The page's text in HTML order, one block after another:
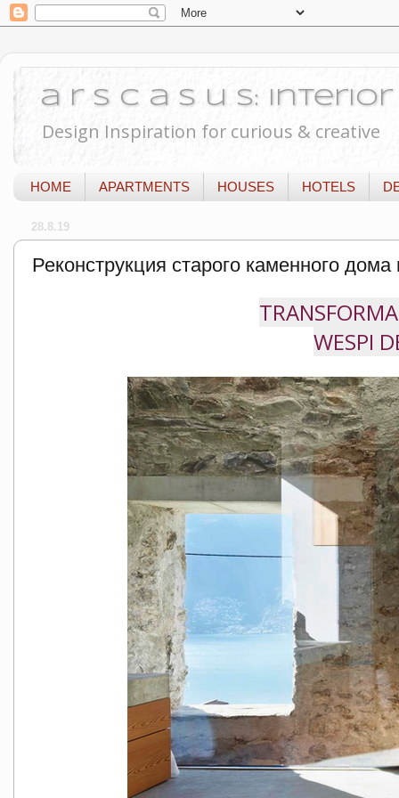
a r s c a s u s:
Design Inspiration for curious & creative
HOME APARTMENTS HOUSES HOTELS
28.8.19
Реконструкция старого каменного
WESPI